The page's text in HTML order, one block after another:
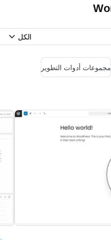
الكل
مجموعات أدوات التطوير